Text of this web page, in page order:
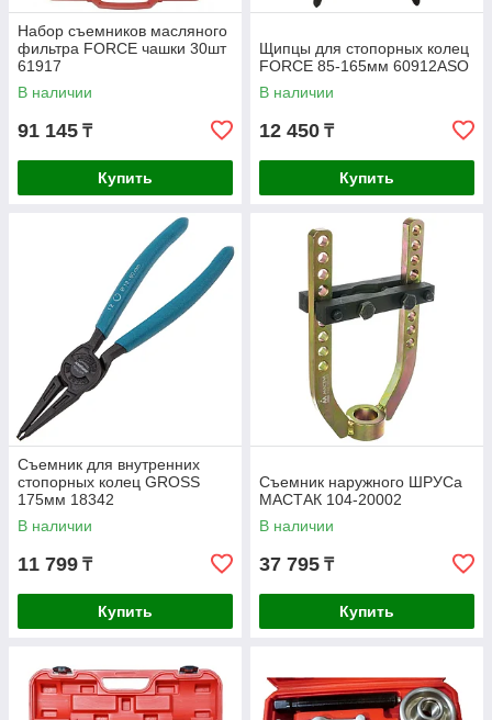
Набор съемников масляного
фильтра FORCE чашки 30шт
61917
В наличии
91 145 ₸
Купить
Щипцы для стопорных колец
FORCE 85-165мм 60912ASO
В наличии
12 450 ₸
Купить
Съемник для внутренних
стопорных колец GROSS
175мм 18342
В наличии
11 799 ₸
Купить
Съемник наружного ШРУСа
МАСТАК 104-20002
В наличии
37 795 ₸
Купить